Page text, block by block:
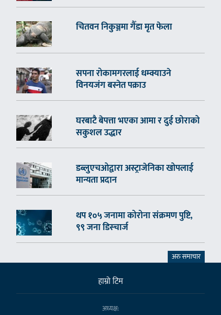
चितवन निकुञ्जमा गैँडा मृत फेला
सपना रोकामगरलाई धम्क्याउने
विनयजंग बस्नेत पक्राउ
घरबाटै बेपत्ता भएका आमा र दुई छोराको
सकुशल उद्धार
डब्लुएचओद्वारा अस्ट्राजेनिका खोपलाई
मान्यता प्रदान
थप १०५ जनामा कोरोना संक्रमण पुष्टि,
९९ जना डिस्चार्ज
अरु समाचार
हाम्राे टिम
अध्यक्ष: